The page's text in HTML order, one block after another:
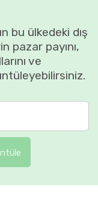
bu ülkedeki dış
pazar payını,
ve